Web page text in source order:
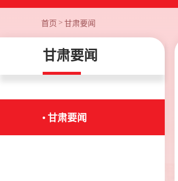
首页 > 甘肃要闻
甘肃要闻
甘肃要闻